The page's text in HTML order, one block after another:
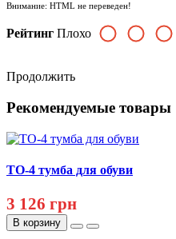
Внимание: HTML не переведен!
Рейтинг Плохо
Продолжить
Рекомендуемые товары
ТО-4 тумба для обуви
3 126 грн
В корзину